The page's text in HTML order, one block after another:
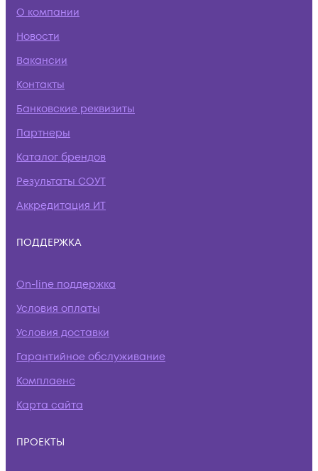
О компании
Новости
Вакансии
Контакты
Банковские реквизиты
Партнеры
Каталог брендов
Результаты СОУТ
Аккредитация ИТ
ПОДДЕРЖКА
On-line поддержка
Условия оплаты
Условия доставки
Гарантийное обслуживание
Комплаенс
Карта сайта
ПРОЕКТЫ